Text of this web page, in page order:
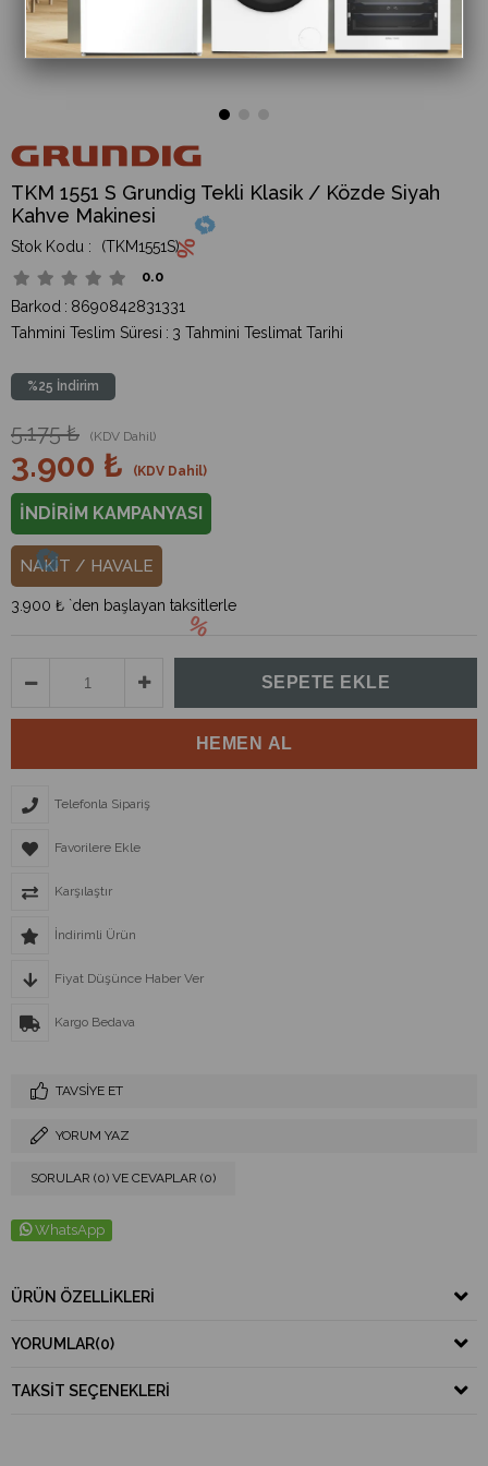
TKM 1551 S Grundig Tekli Klasik / Közde Siyah
Kahve Makinesi
(TKM1551S)
0.0
Barkod : 8690842831331
Tahmini Teslim Süresi : 3 Tahmini Teslimat Tarihi
%25 İndirim
5.175 ₺ (KDV Dahil)
3.900 ₺ (KDV Dahil)
İNDİRİM KAMPANYASI
NAKİT / HAVALE
3.900 ₺ `den başlayan taksitlerle
Telefonla Sipariş
Favorilere Ekle
Karşılaştır
İndirimli Ürün
Fiyat Düşünce Haber Ver
Kargo Bedava
TAVSIYE ET
YORUM YAZ
SORULAR (0) VE CEVAPLAR (0)
WhatsApp
ÜRÜN ÖZELLIKLERI
YORUMLAR(0)
TAKSIT SEÇENEKLERI